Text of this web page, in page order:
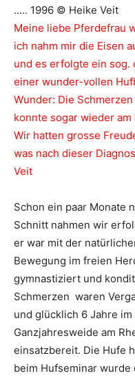
Meine liebe Pferdefrau
ich nahm mir die Eisen
und es erfolgte ein
einer wunder-vollen
Wunder: Die
konnte sogar wieder
Wir hatten grosse
was nach dieser
Veit
Schon ein paar Monate
Schnitt nahmen wir
er war mit der
Bewegung im freien
gymnastiziert und
Schmerzen waren
und glücklich 6 Jahre
Ganzjahresweide am
einsatzbereit. Die Hufe
beim Hufseminar wurde